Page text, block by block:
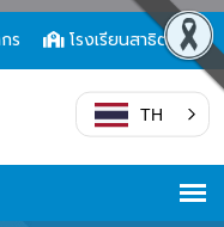
ร โรงเรียนสาธิต
TH